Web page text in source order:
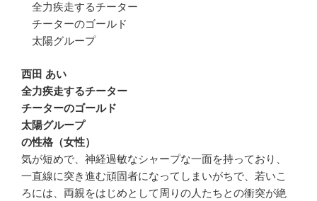
全力疾走するチーター
チーターのゴールド
太陽グループ
西田 あい
全力疾走するチーター
チーターのゴールド
太陽グループ
の性格（女性）
気が短めで、神経過敏なシャープな一面を持っており、
一直線に突き進む頑固者になってしまいがちで、若いこ
ろには、両親をはじめとして周りの人たちとの衝突が絶